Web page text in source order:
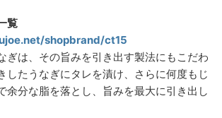
覧
shopbrand/ct15
ぎは、その旨みを引き出す製法にもこだわ
したうなぎにタレを漬け、さらに何度もじ
余分な脂を落とし、旨みを最大に引き出し